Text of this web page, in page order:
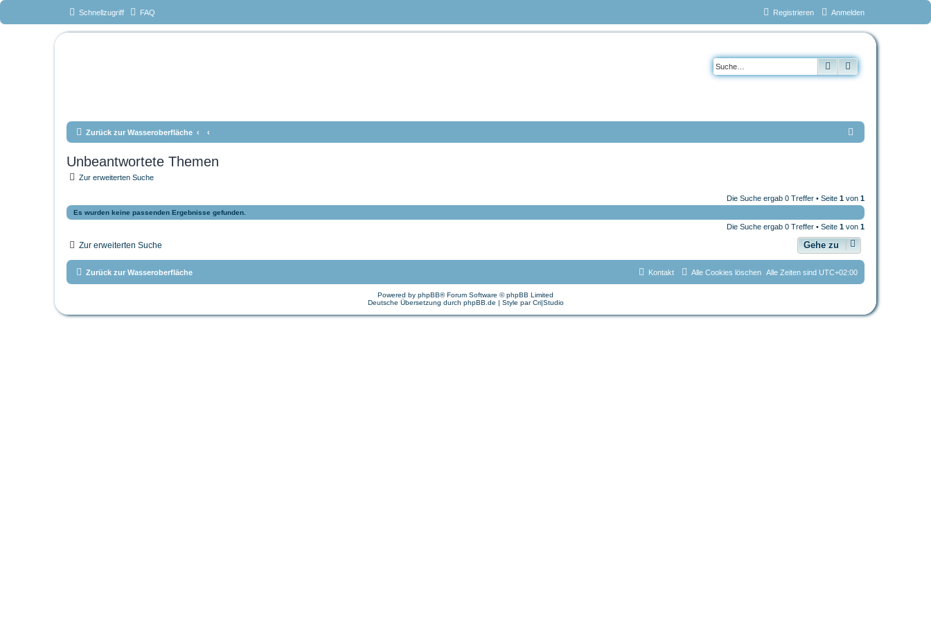
Schnellzugriff FAQ Anmelden
Registrieren
Suche
Zurück zur Wasseroberfläche
e
Unbeantwortete Themen
Zur erweiterten Suche
Die Suche ergab 0 Treffer • Seite 1 von 1
Es wurden keine passenden Ergebnisse gefunden.
Die Suche ergab 0 Treffer • Seite 1 von 1
Zur erweiterten Suche Gehe zu
Zurück zur Wasseroberfläche Alle Zeiten sind UTC+02:00
Alle Cookies löschen
Kontakt
Powered by phpBB® Forum Software © phpBB Limited
Deutsche Übersetzung durch phpBB.de | Style parCri|Studio